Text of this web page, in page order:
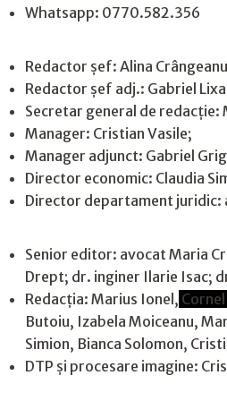
Whatsapp: 0770.582.356
Redactor șef: Alina
Redactor șef adj.: Gabriel
Secretar general de redacție:
Manager: Cristian Vasile;
Manager adjunct: Gabriel
Director economic: Claudia
Director departament juridic:
Senior editor: avocat Maria
Drept; dr. inginer Ilarie Isac;
Redacţia: Marius Ionel,
Butoiu, Izabela Moiceanu,
Simion, Bianca Solomon,
DTP și procesare imagine: